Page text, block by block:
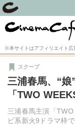
※本サイトはアフィリエイト広
三浦春馬、“
「TWO
三浦春馬主演「
ビ系新火9ドラマ枠
スクープ